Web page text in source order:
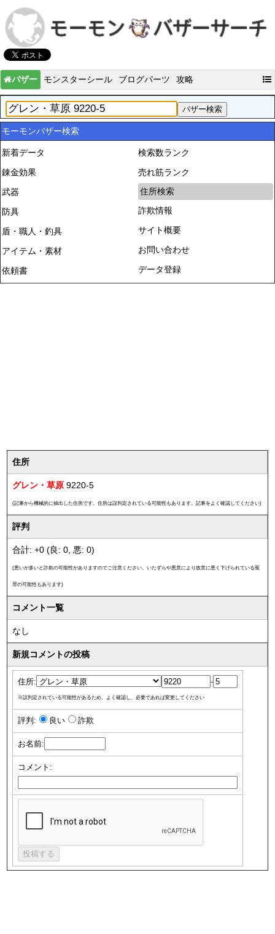
バザー モンスターシール ブログパーツ 攻略
モーモンバザー検索
新着データ
錬金効果
武器
防具
盾・職人・釣具
アイテム・素材
依頼書
検索数ランク
売れ筋ランク
住所検索
詐欺情報
サイト概要
お問い合わせ
データ登録
住所
グレン・草原 9220-5
(記事から機械的に抽出した住所です。住所は誤判定されている可能性もあります。記事をよく確認してください)
評判
合計: +0 (良: 0, 悪: 0)
(悪いが多いと詐欺の可能性がありますのでご注意ください。いたずらや悪意により故意に悪く下げられている冤
罪の可能性もあります)
コメント一覧
なし
新規コメントの投稿
住所: -
※誤判定されている可能性があるため、よく確認し、必要であれば変更してください
評判: 良い 詐欺
お名前:
コメント: